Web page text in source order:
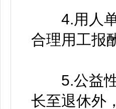
4.用人单
合理用工报
5.公益性
长至退休外